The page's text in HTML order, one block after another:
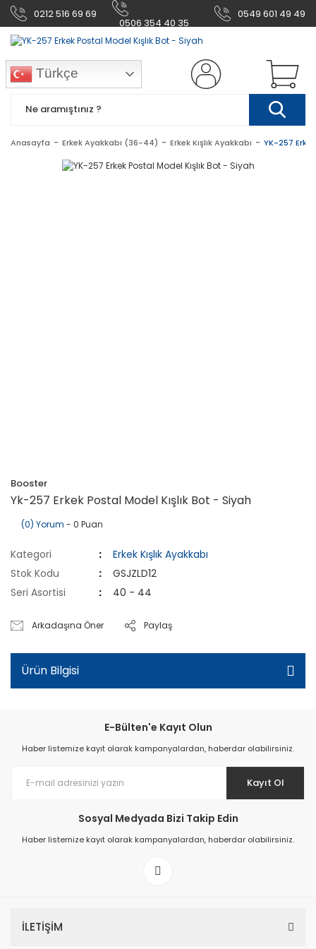
0212 516 69 69
0506 354 40 35
0549 601 49 49
Türkçe
Anasayfa Erkek Ayakkabı (36-44) Erkek Kışlık Ayakkabı YK-257
Booster
Yk-257 Erkek Postal Model Kışlık Bot - Siyah
(0) Yorum - 0 Puan
Kategori
Erkek Kışlık Ayakkabı
Stok Kodu
GSJZLD12
Seri Asortisi
40 - 44
Arkadaşına Öner Paylaş
Ürün Bilgisi
E-Bülten'e Kayıt Olun
Haber listemize kayıt olarak kampanyalardan, haberdar olabilirsiniz.
Kayıt Ol
Sosyal Medyada Bizi Takip Edin
Haber listemize kayıt olarak kampanyalardan, haberdar olabilirsiniz.
İLETİŞİM